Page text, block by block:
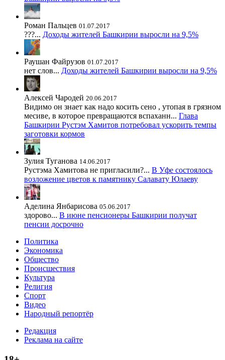
Роман Пальцев 01.07.2017
???... Доходы жителей Башкирии выросли на 9,5%
Раушан Файрузов 01.07.2017
нет слов... Доходы жителей Башкирии выросли на 9,5%
Алексей Чародей 20.06.2017
Видимо он знает как надо косить сено , утопая в грязном
месиве, в которое превращаются вспаханн... Глава
Башкирии Рустэм Хамитов потребовал ускорить темпы
заготовки кормов
Зулия Туганова 14.06.2017
Рустэма Хамитова не пригласили?... В Уфе состоялось
возложение цветов к памятнику Салавату Юлаеву
Аделина Янбарисова 05.06.2017
здорово... В июне пенсионеры Башкирии получат
пенсии досрочно
Политика
Экономика
Общество
Происшествия
Культура
Религия
Спорт
Видео
Народный репортёр
Редакция
Реклама на сайте